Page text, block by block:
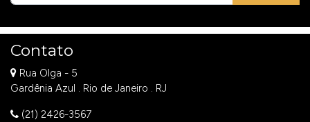
Contato
Rua Olga - 5
Gardênia Azul . Rio de Janeiro . RJ
(21) 2426-3567